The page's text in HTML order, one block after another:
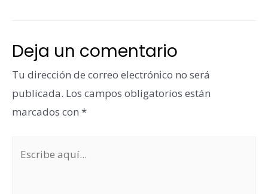
Deja un comentario
Tu dirección de correo electrónico no será
publicada. Los campos obligatorios están
marcados con *